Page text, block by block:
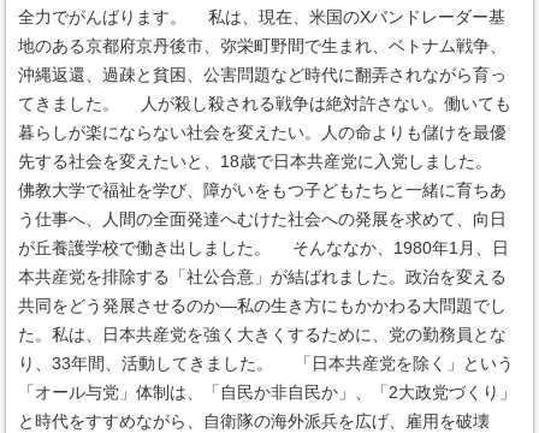
全力でがんばります。 私は、現在、米国のXバンドレーダー基
地のある京都府京丹後市、弥栄町野間で生まれ、ベトナム戦争、
沖縄返還、過疎と貧困、公害問題など時代に翻弄されながら育っ
てきました。 人が殺し殺される戦争は絶対許さない。働いても
暮らしが楽にならない社会を変えたい。人の命よりも儲けを最優
先する社会を変えたいと、18歳で日本共産党に入党しました。
佛教大学で福祉を学び、障がいをもつ子どもたちと一緒に育ちあ
う仕事へ、人間の全面発達へむけた社会への発展を求めて、向日
が丘養護学校で働き出しました。 そんななか、1980年1月、日
本共産党を排除する「社公合意」が結ばれました。政治を変える
共同をどう発展させるのか―私の生き方にもかかわる大問題でし
た。私は、日本共産党を強く大きくするために、党の勤務員とな
り、33年間、活動してきました。 「日本共産党を除く」という
「オール与党」体制は、「自民か非自民か」、「2大政党づくり」
と時代をすすめながら、自衛隊の海外派兵を広げ、雇用を破壊